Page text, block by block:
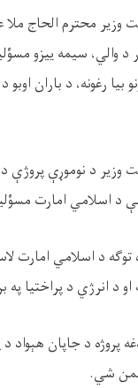
وزیر محترم الحاج
د والي، سیمه ییزو
بیا رغونه، د باران
وزیر د نوموړې
د اسلامي امارت
د اسلامي امارت
او د انرژي د
پروژه د جاپان
شي.